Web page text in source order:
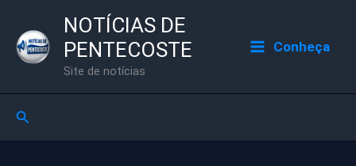
para
NOTÍCIAS DE
PENTECOSTE
Site de notícias
Conheça
Pesquisar